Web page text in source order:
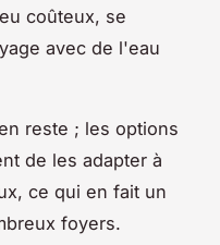
coûteux, se
avec de l'eau
reste ; les options
de les adapter à
ce qui en fait un
foyers.